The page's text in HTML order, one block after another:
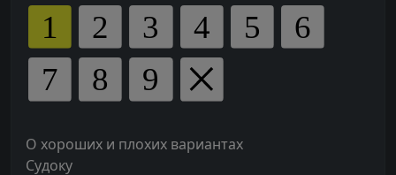
О хороших и плохих вариантах
Судоку